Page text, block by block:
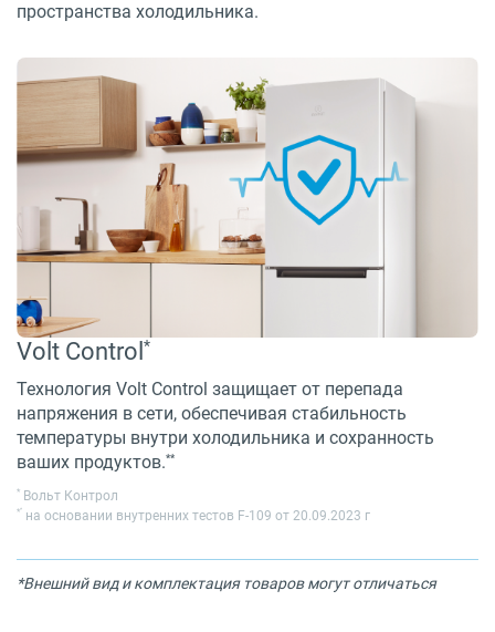
пространства холодильника.
Volt Control *
Технология Volt Control защищает от перепада
напряжения в сети, обеспечивая стабильность
температуры внутри холодильника и сохранность
ваших продуктов.**
* Вольт Контрол
** на основании внутренних тестов F-109 от 20.09.2023 г
*Внешний вид и комплектация товаров могут отличаться